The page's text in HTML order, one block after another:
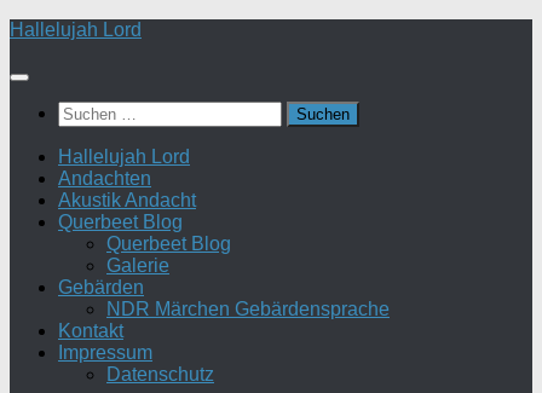
Zum
springen
Hallelujah Lord
Suchen
nach:
Hallelujah Lord
Andachten
Akustik Andacht
Querbeet Blog
Querbeet Blog
Galerie
Gebärden
NDR Märchen Gebärdensprache
Kontakt
Impressum
Datenschutz